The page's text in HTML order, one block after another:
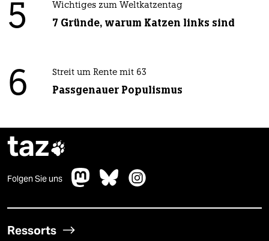
5 Wichtiges zum Weltkatzentag
7 Gründe, warum Katzen links sind
6 Streit um Rente mit 63
Passgenauer Populismus
taz
Folgen Sie uns
Ressorts